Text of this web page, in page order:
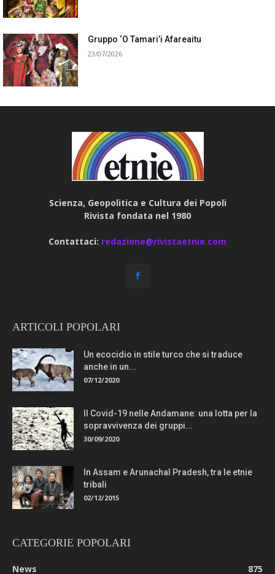
Gruppo ‘O Tamari’i Afareaitu
23/07/2026
Scienza, Geopolitica e Cultura dei Popoli
Rivista fondata nel 1980
Contattaci: redazione@rivistaetnie.com
ARTICOLI POPOLARI
Un ecocidio in stile turco che si traduce
anche in un...
07/12/2020
Il Covid-19 nelle Andamane: una lotta per la
sopravvivenza dei gruppi...
30/09/2020
In Assam e Arunachal Pradesh, tra le etnie
tribali
02/12/2015
CATEGORIE POPOLARI
News
875